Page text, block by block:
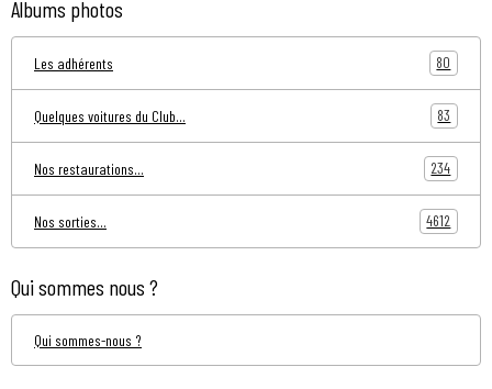
Albums photos
Les adhérents 80
Quelques voitures du Club... 83
Nos restaurations... 234
Nos sorties... 4612
Qui sommes nous ?
Qui sommes-nous ?